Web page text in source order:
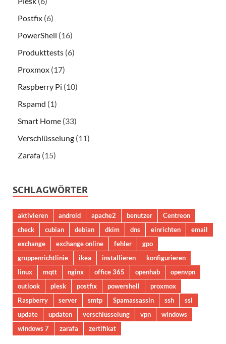
Postfix (6)
PowerShell (16)
Produkttests (6)
Proxmox (17)
Raspberry Pi (10)
Rspamd (1)
Smart Home (33)
Verschlüsselung (11)
Zarafa (15)
SCHLAGWÖRTER
aktivieren android apache2 benutzer
Centreon
check
cubian debian dkim dns einrichten
email
exchange
exchange online fehler
gpo
gruppenrichtlinie
ikea installieren
konfigurieren
linux
mqtt nginx office 365 openhab
openvpn
outlook
plesk postfix powershell
proxmox
Raspberry
server smtp Spamassassin ssh
ssl
update
updaten verschlüsselung vpn
windows
windows 7
zarafa zertifikat